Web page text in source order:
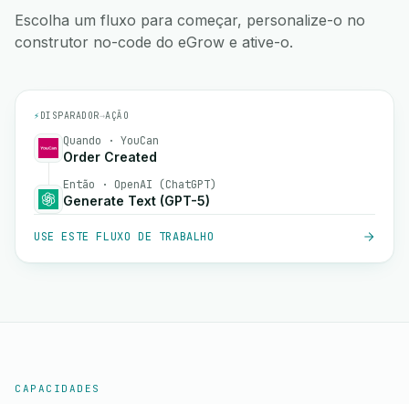
Escolha um fluxo para começar, personalize-o no
construtor no-code do eGrow e ative-o.
⚡ DISPARADOR→AÇÃO
Quando · YouCan
Order Created
Então · OpenAI (ChatGPT)
Generate Text (GPT-5)
USE ESTE FLUXO DE TRABALHO
CAPACIDADES